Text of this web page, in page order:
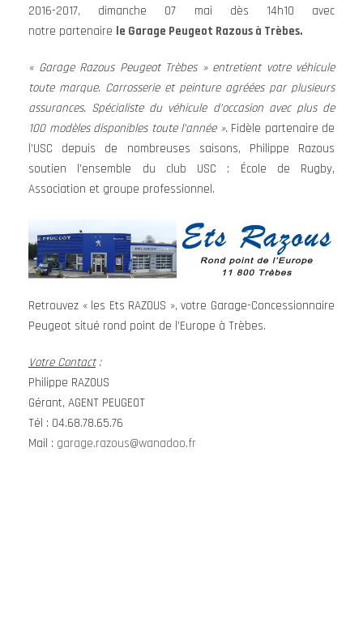
2016-2017, dimanche 07 mai dès 14h10 avec
notre partenaire le Garage Peugeot Razous à Trèbes.
« Garage Razous Peugeot Trèbes » entretient votre véhicule
toute marque. Carrosserie et peinture agréées par plusieurs
assurances. Spécialiste du véhicule d’occasion avec plus de
100 modèles disponibles toute l’année ». Fidèle partenaire de
l’USC depuis de nombreuses saisons, Philippe Razous
soutien l’ensemble du club USC : École de Rugby,
Association et groupe professionnel.
Retrouvez « les Ets RAZOUS », votre Garage-Concessionnaire
Peugeot situé rond point de l’Europe à Trèbes.
Votre Contact:
Philippe RAZOUS
Gérant, AGENT PEUGEOT
Tél : 04.68.78.65.76
Mail : garage.razous@wanadoo.fr